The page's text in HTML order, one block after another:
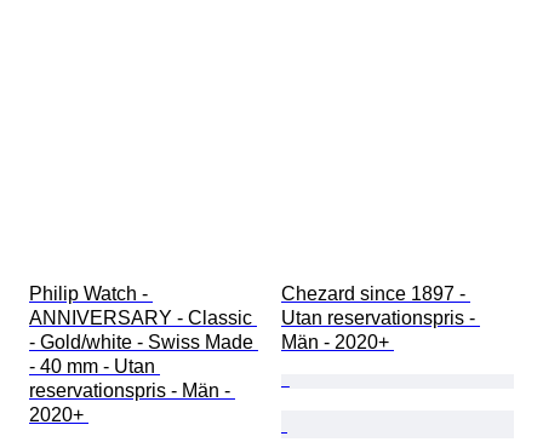
Philip Watch -
ANNIVERSARY - Classic
- Gold/white - Swiss Made
- 40 mm - Utan
reservationspris - Män -
2020+
Chezard since 1897 -
Utan reservationspris -
Män - 2020+